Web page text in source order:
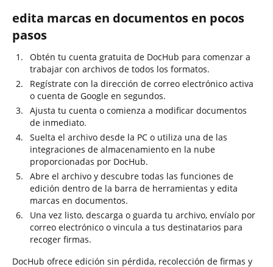
edita marcas en documentos en pocos
pasos
Obtén tu cuenta gratuita de DocHub para comenzar a
trabajar con archivos de todos los formatos.
Regístrate con la dirección de correo electrónico activa
o cuenta de Google en segundos.
Ajusta tu cuenta o comienza a modificar documentos
de inmediato.
Suelta el archivo desde la PC o utiliza una de las
integraciones de almacenamiento en la nube
proporcionadas por DocHub.
Abre el archivo y descubre todas las funciones de
edición dentro de la barra de herramientas y edita
marcas en documentos.
Una vez listo, descarga o guarda tu archivo, envíalo por
correo electrónico o vincula a tus destinatarios para
recoger firmas.
DocHub ofrece edición sin pérdida, recolección de firmas y